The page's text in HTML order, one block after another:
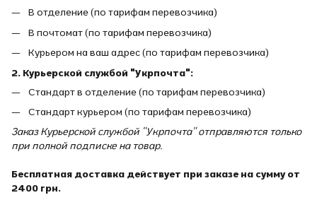
В отделение (по тарифам перевозчика)
В почтомат (по тарифам перевозчика)
Курьером на ваш адрес (по тарифам перевозчика)
2. Курьерской службой "Укрпочта":
Стандарт в отделение (по тарифам перевозчика)
Стандарт курьером (по тарифам перевозчика)
Заказ Курьерской службой "Укрпочта" отправляются только
при полной подписке на товар.
Бесплатная доставка действует при заказе на сумму от
2400 грн.